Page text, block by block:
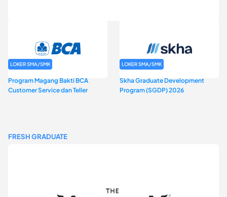
LOKER SMA/SMK
Program Magang Bakti BCA
Customer Service dan Teller
LOKER SMA/SMK
Skha Graduate Development
Program (SGDP) 2026
FRESH GRADUATE